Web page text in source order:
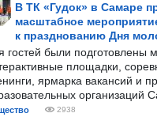
В ТК «Гудок» в Самаре
масштабное
к празднованию Дня
гостей были подготовлены
площадки,
ярмарка вакансий и
организаций
2938